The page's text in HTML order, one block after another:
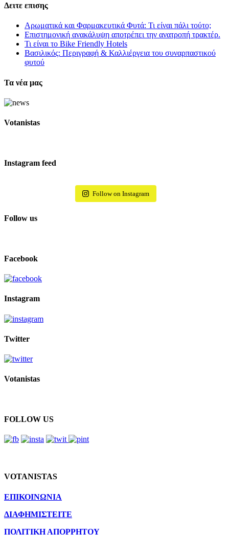
Δειτε επισης
Αρωματικά και Φαρμακευτικά Φυτά: Τι είναι πάλι τούτο;
Επιστημονική ανακάλυψη αποτρέπει την ανατροπή τρακτέρ.
Τι είναι το Bike Friendly Hotels
Βασιλικός: Περιγραφή & Καλλιέργεια του συναρπαστικού
φυτού
Τα νέα μας
Votanistas
Instagram feed
Follow on Instagram
Follow us
Facebook
Instagram
Twitter
Votanistas
FOLLOW US
VOTANISTAS
ΕΠΙΚΟΙΝΩΝΙΑ
ΔΙΑΦΗΜΙΣΤΕΙΤΕ
ΠΟΛΙΤΙΚΗ ΑΠΟΡΡΗΤΟΥ